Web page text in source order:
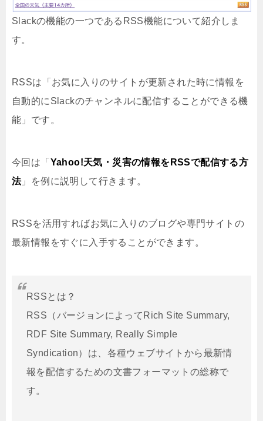
Slackの機能の一つであるRSS機能について紹介しま
す。
RSSは「お気に入りのサイトが更新された時に情報を
自動的にSlackのチャンネルに配信することができる機
能」です。
今回は「 Yahoo!天気・災害の情報をRSSで配信する方
法」を例に説明して行きます。
RSSを活用すればお気に入りのブログや専門サイトの
最新情報をすぐに入手することができます。
RSSとは？
RSS（バージョンによってRich Site Summary,
RDF Site Summary, Really Simple
Syndication）は、各種ウェブサイトから最新情
報を配信するための文書フォーマットの総称で
す。